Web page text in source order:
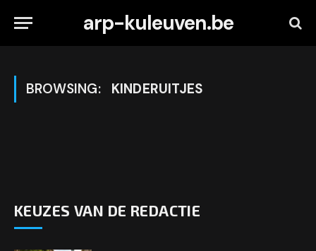
arp-kuleuven.be
BROWSING: KINDERUITJES
KEUZES VAN DE REDACTIE